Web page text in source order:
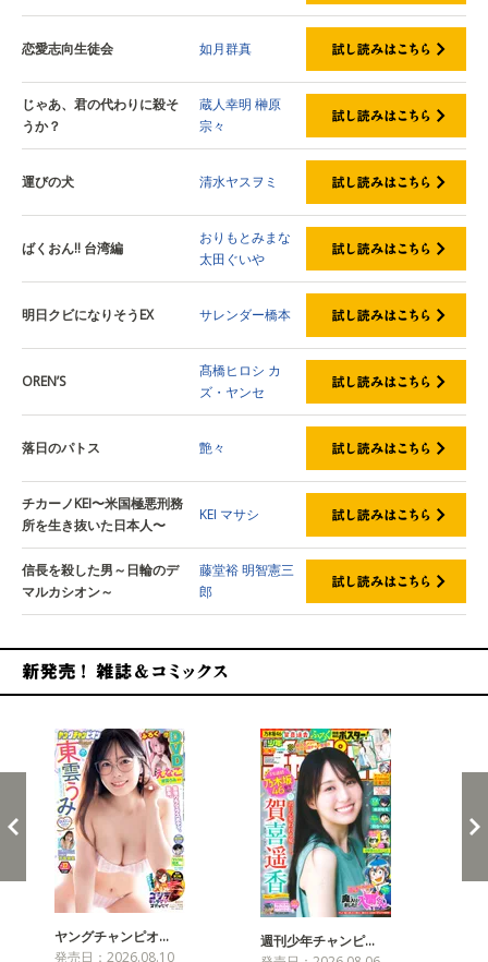
恋愛志向生徒会 如月群真
じゃあ、君の代わりに殺そ
うか？
蔵人幸明 榊原
宗々
運びの犬 清水ヤスヲミ
ばくおん!! 台湾編
おりもとみまな
太田ぐいや
明日クビになりそうEX サレンダー橋本
OREN’S
髙橋ヒロシ カ
ズ・ヤンセ
落日のパトス 艶々
チカーノKEI〜米国極悪刑務
所を生き抜いた日本人〜
KEI マサシ
信長を殺した男～日輪のデ
マルカシオン～
藤堂裕明智憲三
郎
ヤングチャンピオ…
発売日：2026.08.10
週刊少年チャンピ…